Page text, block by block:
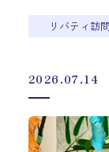
リバティ訪
2026.07.14